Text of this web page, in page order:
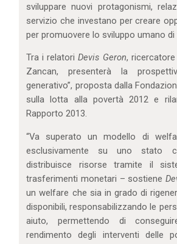
sviluppare nuovi protagonismi,
servizio che investano per creare
per promuovere lo sviluppo umano di
Tra i relatoriDevis Geron,
Zancan, presenterà la
generativo”, proposta dalla
sulla lotta alla povertà 2012 e
Rapporto 2013.
“Va superato un modello di
esclusivamente su uno stato
distribuisce risorse tramite il
trasferimenti monetari – sostiene
un welfare che sia in grado di
disponibili, responsabilizzando le
aiuto, permettendo di
rendimento degli interventi delle